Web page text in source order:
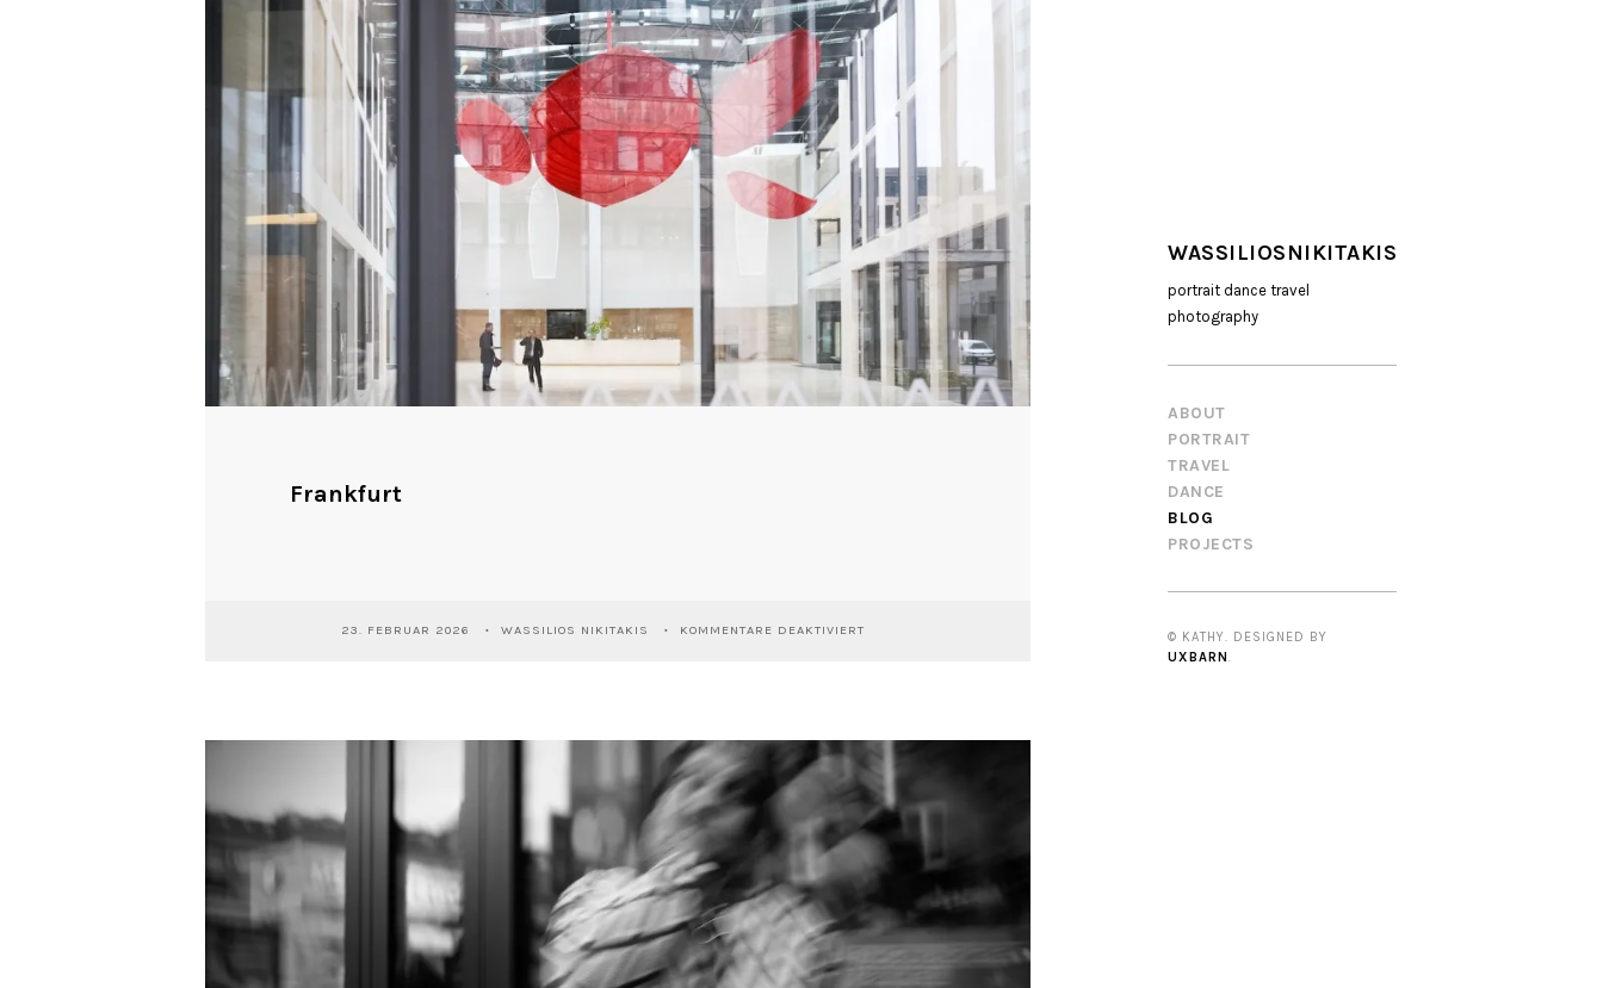
WASSILIOSNIKITAKIS
portrait dance travel
photography
ABOUT
PORTRAIT
TRAVEL
DANCE
BLOG
PROJECTS
© KATHY. DESIGNED BY
UXBARN .
Frankfurt
23. FEBRUAR 2026 WASSILIOS NIKITAKIS KOMMENTARE DEAKTIVIERTFÜR